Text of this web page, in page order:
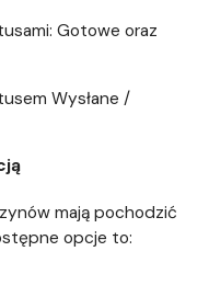
Gotowe oraz
Wysłane /
mają pochodzić
opcje to: